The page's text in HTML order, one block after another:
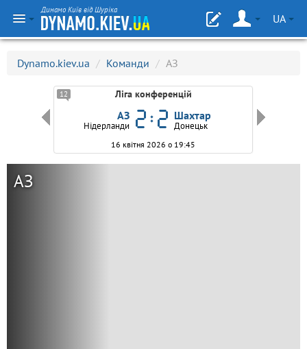
Динамо Київ від Шуріка
UA
Dynamo.kiev.ua / Команди / АЗ
Ліга конференцій
АЗ
Нідерланди
Шахтар
Донецьк
16 квітня 2026 о 19:45
12
АЗ